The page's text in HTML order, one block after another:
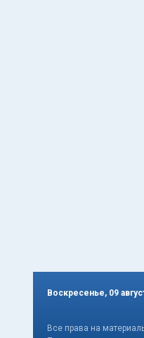
Воскресенье, 09
Все права на